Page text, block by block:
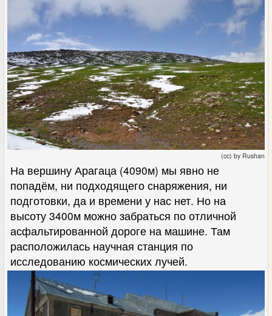
(cc) by Rushan
На вершину Арагаца (4090м) мы явно не
попадём, ни подходящего снаряжения, ни
подготовки, да и времени у нас нет. Но на
высоту 3400м можно забраться по отличной
асфальтированной дороге на машине. Там
расположилась научная станция по
исследованию космических лучей.